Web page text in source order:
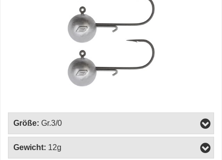
Größe: Gr.3/0
Gewicht: 12g